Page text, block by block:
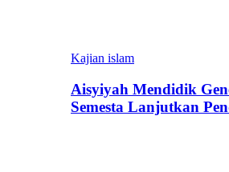
Kajian islam
Aisyiyah Mendidik
Semesta Lanjutkan